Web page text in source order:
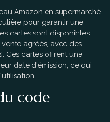
Amazon en supermarché
pour garantir une
cartes sont disponibles
agréés, avec des
Ces cartes offrent une
date d'émission, ce qui
code